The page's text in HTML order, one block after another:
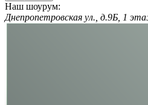
Наш шоурум:
Днепропетровская ул., д.9Б, 1